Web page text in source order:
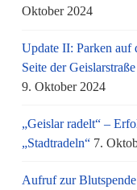
Oktober 2024
Update II: Parken auf
Seite der
9. Oktober 2024
„Geislar radelt“ –
„Stadtradeln“ 7.
Aufruf zur